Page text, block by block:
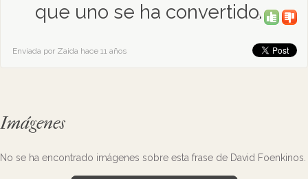
que uno se ha convertido.
0
Enviada por Zaida hace 11 años
Imágenes
No se ha encontrado imágenes sobre esta frase de David Foenkinos.